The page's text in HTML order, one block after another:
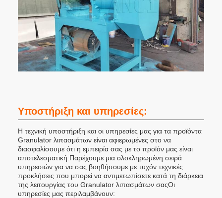
Υποστήριξη και υπηρεσίες:
Η τεχνική υποστήριξη και οι υπηρεσίες μας για τα προϊόντα
Granulator λιπασμάτων είναι αφιερωμένες στο να
διασφαλίσουμε ότι η εμπειρία σας με το προϊόν μας είναι
αποτελεσματική.Παρέχουμε μια ολοκληρωμένη σειρά
υπηρεσιών για να σας βοηθήσουμε με τυχόν τεχνικές
προκλήσεις που μπορεί να αντιμετωπίσετε κατά τη διάρκεια
της λειτουργίας του Granulator λιπασμάτων σαςΟι
υπηρεσίες μας περιλαμβάνουν: